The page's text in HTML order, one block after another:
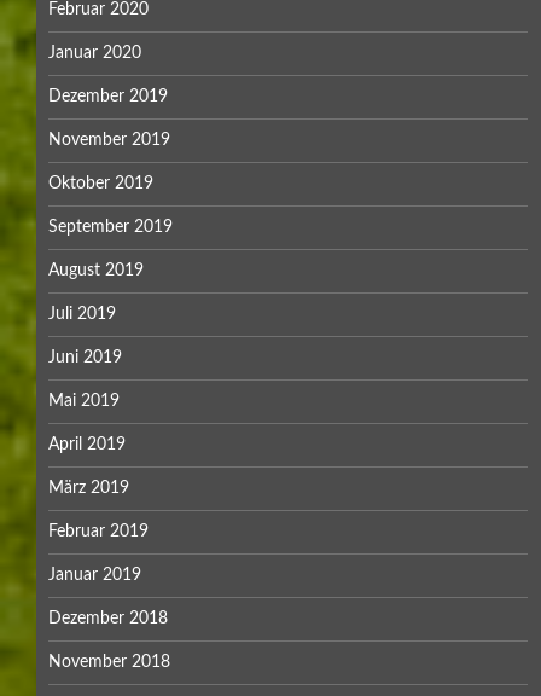
Februar 2020
Januar 2020
Dezember 2019
November 2019
Oktober 2019
September 2019
August 2019
Juli 2019
Juni 2019
Mai 2019
April 2019
März 2019
Februar 2019
Januar 2019
Dezember 2018
November 2018